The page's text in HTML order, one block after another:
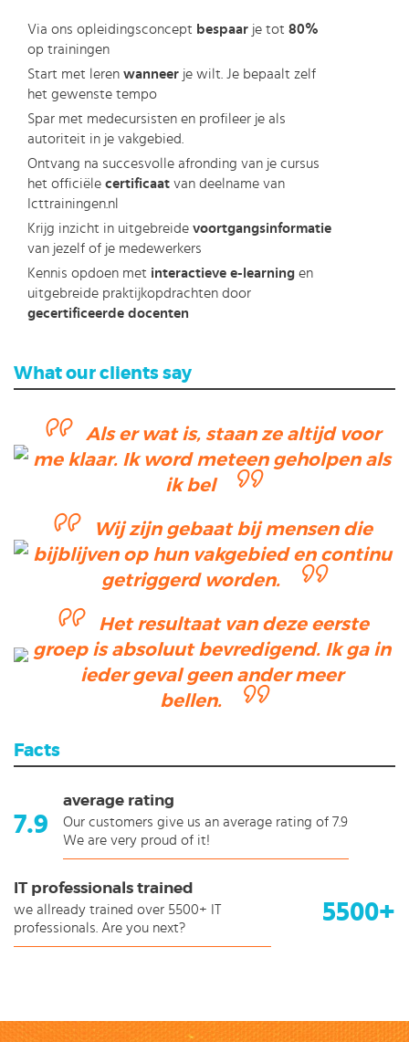
You're in control!
Via ons opleidingsconcept bespaar je tot 80%
op trainingen
Start met leren wanneer je wilt. Je bepaalt zelf
het gewenste tempo
Spar met medecursisten en profileer je als
autoriteit in je vakgebied.
Ontvang na succesvolle afronding van je cursus
het officiële certificaat van deelname van
Icttrainingen.nl
Krijg inzicht in uitgebreide voortgangsinformatie
van jezelf of je medewerkers
Kennis opdoen met interactieve e-learning en
uitgebreide praktijkopdrachten door
gecertificeerde docenten
What our clients say
Als er wat is, staan ze altijd voor
me klaar. Ik word meteen geholpen als
ik bel
Wij zijn gebaat bij mensen die
bijblijven op hun vakgebied en continu
getriggerd worden.
Het resultaat van deze eerste
groep is absoluut bevredigend. Ik ga in
ieder geval geen ander meer
bellen.
Facts
7.9
average rating
Our customers give us an average rating of 7.9
We are very proud of it!
5500+
IT professionals trained
we allready trained over 5500+ IT
professionals. Are you next?